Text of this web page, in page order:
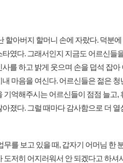
할아버지 할머니 손에 자랐다. 덕분
였다. 그래서인지 지금도 어르신들
를 하고 밝게 웃으며 손을 덥석 잡
마음을 여신다. 어르신들은 젊은
기억해주시는 어르신들이 점점 늘고,
졌다. 그럴 때마다 감사함으로 더
를 보고 있을 때, 갑자기 어머님 한
도저히 어지러워서 안 되겠다고 하셔